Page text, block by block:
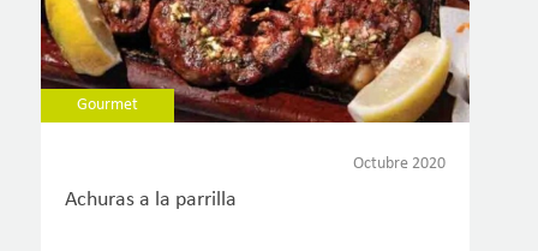
Gourmet
Octubre 2020
Achuras a la parrilla